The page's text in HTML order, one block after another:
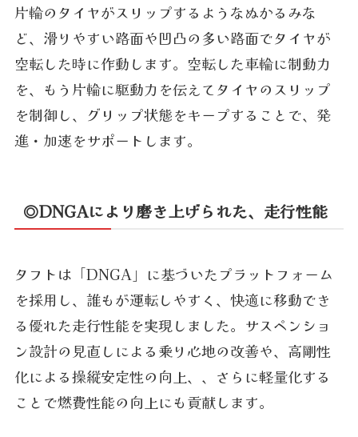
片輪のタイヤがスリップするようなぬかるみな
ど、滑りやすい路面や凹凸の多い路面でタイヤが
空転した時に作動します。空転した車輪に制動力
を、もう片輪に駆動力を伝えてタイヤのスリップ
を制御し、グリップ状態をキープすることで、発
進・加速をサポートします。
◎DNGAにより磨き上げられた、走行性能
タフトは「DNGA」に基づいたプラットフォーム
を採用し、誰もが運転しやすく、快適に移動でき
る優れた走行性能を実現しました。サスペンショ
ン設計の見直しによる乗り心地の改善や、高剛性
化による操縦安定性の向上、、さらに軽量化する
ことで燃費性能の向上にも貢献します。